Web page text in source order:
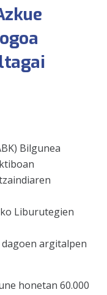
Bilgunea
Liburutegien
argitalpen
honetan 60.000